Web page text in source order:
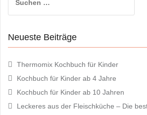
nach:
Neueste Beiträge
Thermomix Kochbuch für Kinder
Kochbuch für Kinder ab 4 Jahre
Kochbuch für Kinder ab 10 Jahren
Leckeres aus der Fleischküche – Die